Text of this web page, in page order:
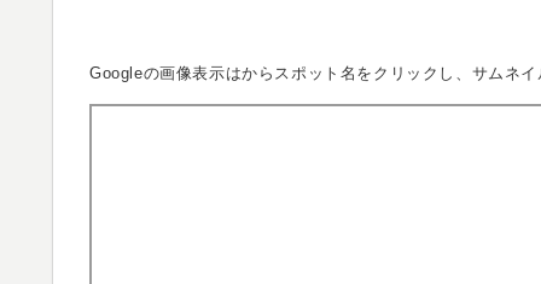
Googleの画像表示はからスポット名をクリックし、サムネイ